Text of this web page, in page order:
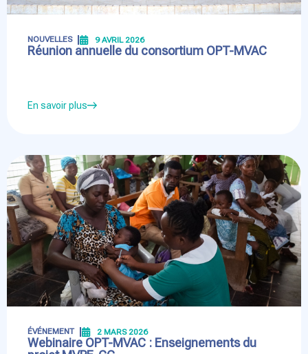
NOUVELLES 9 AVRIL 2026
Réunion annuelle du consortium OPT-MVAC
En savoir plus
ÉVÉNEMENT 2 MARS 2026
Webinaire OPT-MVAC : Enseignements du